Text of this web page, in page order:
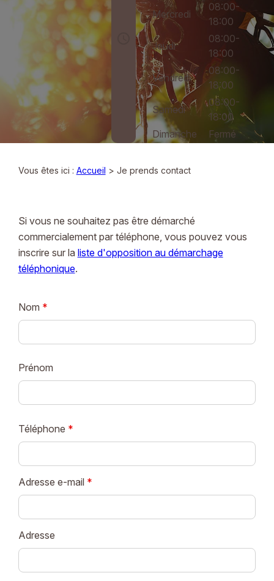
Mercredi
08:00-
18:00
Jeudi
08:00-
18:00
Vendredi
08:00-
18:00
Samedi
08:00-
18:00
Dimanche
Fermé
Vous êtes ici : Accueil > Je prends contact
Si vous ne souhaitez pas être démarché
commercialement par téléphone, vous pouvez vous
inscrire sur la liste d'opposition au démarchage
téléphonique.
Nom *
Prénom
Téléphone *
Adresse e-mail *
Adresse